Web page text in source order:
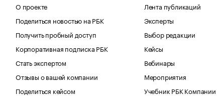
О проекте
Поделиться новостью на РБК
Получить пробный доступ
Корпоративная подписка РБК
Стать экспертом
Отзывы о вашей компании
Поделиться кейсом
Лента публикаций
Эксперты
Выбор редакции
Кейсы
Вебинары
Мероприятия
Учебник РБК Компании